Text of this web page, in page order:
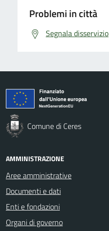
Problemi in città
Segnala disservizio
Comune di Ceres
AMMINISTRAZIONE
Aree amministrative
Documenti e dati
Enti e fondazioni
Organi di governo